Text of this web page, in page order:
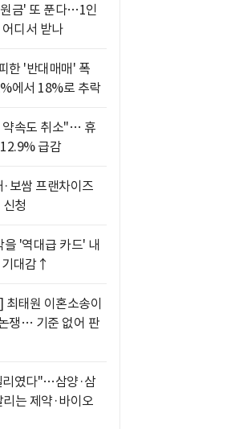
금' 또 푼다…1인
디서 받나
한 '반대매매' 폭
에서 18%로 추락
약속도 취소"… 휴
급감
보쌈 프랜차이즈
청
'역대급 카드' 내
대감↑
태원 이혼소송이
쟁… 기준 없어 판
리였다"…삼양·삼
는 제약·바이오